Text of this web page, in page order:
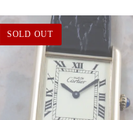
SOLD OUT